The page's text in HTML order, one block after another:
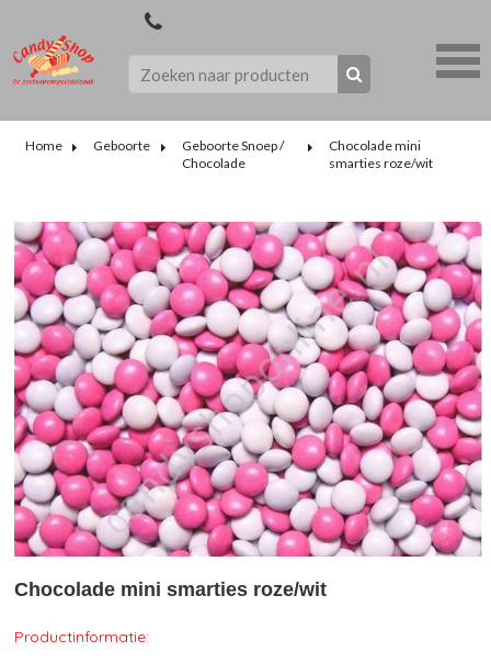
Home Geboorte
Geboorte Snoep /
Chocolade
Chocolade mini
smarties roze/wit
Chocolade mini smarties roze/wit
Productinformatie: